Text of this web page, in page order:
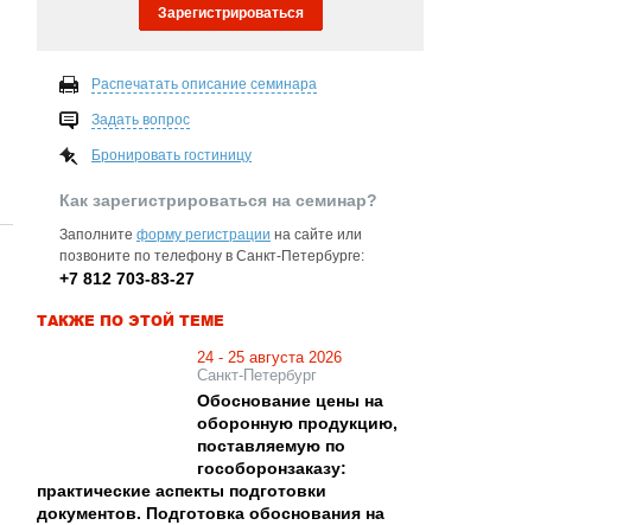
Зарегистрироваться
Распечатать описание семинара
Задать вопрос
Бронировать гостиницу
Как зарегистрироваться на семинар?
Заполните форму регистрации на сайте или
позвоните по телефону в Санкт-Петербурге:
+7 812 703-83-27
ТАКЖЕ ПО ЭТОЙ ТЕМЕ
24 - 25 августа 2026
Санкт-Петербург
Обоснование цены на
оборонную продукцию,
поставляемую по
гособоронзаказу:
практические аспекты подготовки
документов. Подготовка обоснования на